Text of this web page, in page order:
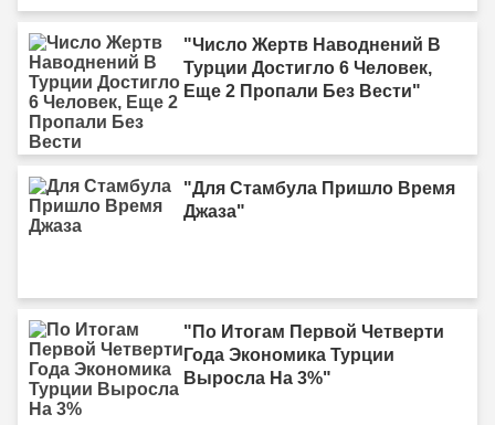
"Число Жертв Наводнений В
Турции Достигло 6 Человек,
Еще 2 Пропали Без Вести"
"Для Стамбула Пришло Время
Джаза"
"По Итогам Первой Четверти
Года Экономика Турции
Выросла На 3%"